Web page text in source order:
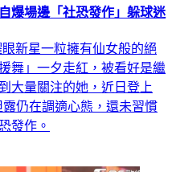
爆場邊「社恐發作」躲球迷
新星一粒擁有仙女般的絕
舞」一夕走紅，被看好是繼
大量關注的她，近日登上
露仍在調適心態，還未習慣
發作。